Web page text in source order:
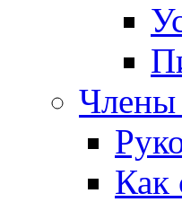
Члены
Как